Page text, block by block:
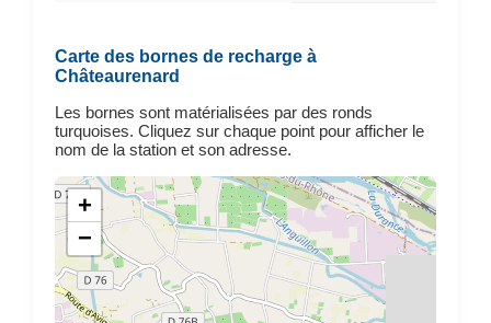
Carte des bornes de recharge à
Châteaurenard
Les bornes sont matérialisées par des ronds
turquoises. Cliquez sur chaque point pour afficher le
nom de la station et son adresse.
+
−